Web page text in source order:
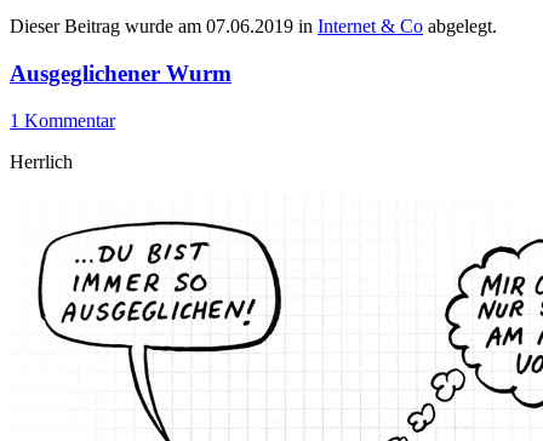
Dieser Beitrag wurde am 07.06.2019 in Internet & Co abgelegt.
Ausgeglichener Wurm
1 Kommentar
Herrlich